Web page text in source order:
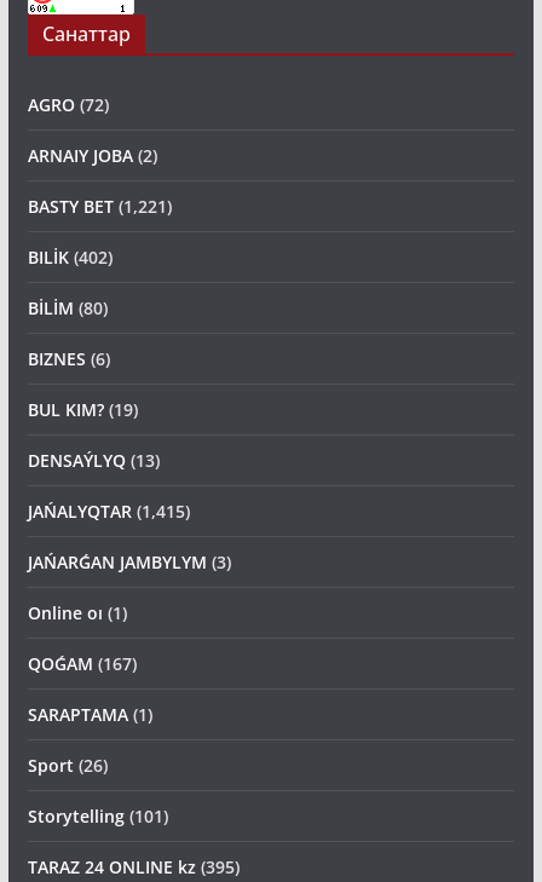
Санаттар
AGRO(72)
ARNAIY JOBA(2)
BASTY BET(1,221)
BILİK(402)
BİLİM (80)
BIZNES (6)
BUL KIM?(19)
DENSAÝLYQ(13)
JAŃALYQTAR(1,415)
JAŃARǴAN JAMBYLYM (3)
Online oı (1)
QOǴAM (167)
SARAPTAMA(1)
Sport (26)
Storytelling(101)
TARAZ 24 ONLINE kz(395)